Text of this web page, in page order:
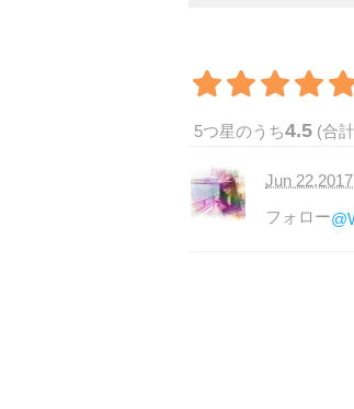
5つ星のうち4.5 (合計
Jun
フォロー